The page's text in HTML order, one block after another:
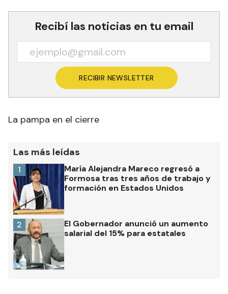
Recibí las noticias en tu email
RECIBIR NEWSLETTER
La pampa en el cierre
Las más leídas
María Alejandra Mareco regresó a
Formosa tras tres años de trabajo y
formación en Estados Unidos
1
El Gobernador anunció un aumento
salarial del 15% para estatales
2